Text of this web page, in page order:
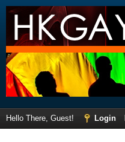
Hello There, Guest! Login